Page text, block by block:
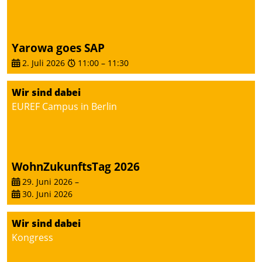
zielgerichtete
Mieterbefragungen – eine
starke Grundlage für
intelligente,
datengestützte
Entscheidungen.
Yarowa goes SAP
2. Juli 2026 11:00 – 11:30
Wir sind dabei
EUREF Campus in Berlin
WohnZukunftsTag 2026
29. Juni 2026 –
30. Juni 2026
Wir sind dabei
Kongress